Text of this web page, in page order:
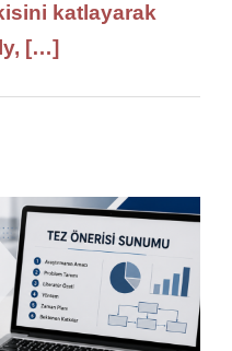
katlayarak
[…]